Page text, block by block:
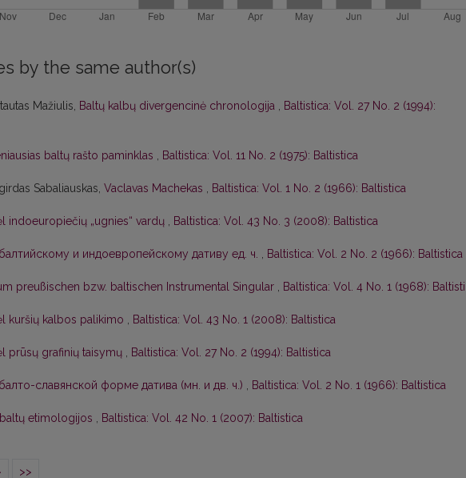
by the same author(s)
Mažiulis, Baltų kalbų divergencinė chronologija , Baltistica: Vol. 27 No. 2 (1994):
baltų rašto paminklas , Baltistica: Vol. 11 No. 2 (1975): Baltistica
Sabaliauskas, Vaclavas Machekas , Baltistica: Vol. 1 No. 2 (1966): Baltistica
indoeuropiečių „ugnies“ vardų , Baltistica: Vol. 43 No. 3 (2008): Baltistica
и индоевропейскому дативу ед. ч. , Baltistica: Vol. 2 No. 2 (1966): Baltistica
preußischen bzw. baltischen Instrumental Singular , Baltistica: Vol. 4 No. 1 (1968):
kuršių kalbos palikimo , Baltistica: Vol. 43 No. 1 (2008): Baltistica
prūsų grafinių taisymų , Baltistica: Vol. 27 No. 2 (1994): Baltistica
славянской форме датива (мн. и дв. ч.) , Baltistica: Vol. 2 No. 1 (1966): Baltistica
baltų etimologijos , Baltistica: Vol. 42 No. 1 (2007): Baltistica
>>